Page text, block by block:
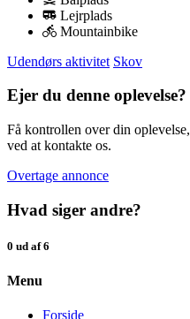
Lejrplads
Mountainbike
Udendørs aktivitet Skov
Ejer du denne oplevelse?
Få kontrollen over din oplevelse,
ved at kontakte os.
Overtage annonce
Hvad siger andre?
0 ud af 6
Menu
Forside